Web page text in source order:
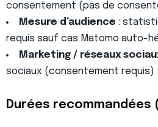
consentement (pas de
Mesure d’audience :
requis sauf cas Matomo auto-
Marketing / réseaux
sociaux (consentement requis)
Durées recommandées